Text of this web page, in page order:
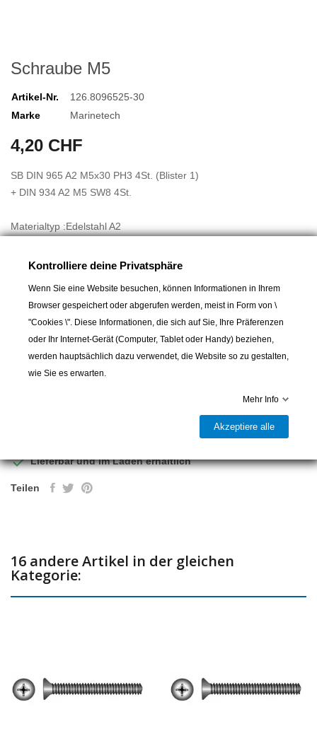
Schraube M5
Artikel-Nr.
126.8096525-30
Marke
Marinetech
4,20 CHF
SB DIN 965 A2 M5x30 PH3 4St. (Blister 1)
+ DIN 934 A2 M5 SW8 4St.
Materialtyp :Edelstahl A2
Gewinde (GW) :M5
Länge (L) :30
Material :Edelstahl A2 - AISI 304
Lieferbar und im Laden erhältlich
Teilen
16 andere Artikel in der gleichen
Kategorie:
Kontrolliere deine Privatsphäre
Wenn Sie eine Website besuchen, können Informationen in Ihrem
Browser gespeichert oder abgerufen werden, meist in Form von \
"Cookies \". Diese Informationen, die sich auf Sie, Ihre Präferenzen
oder Ihr Internet-Gerät (Computer, Tablet oder Handy) beziehen,
werden hauptsächlich dazu verwendet, die Website so zu gestalten,
wie Sie es erwarten.
Mehr Info
Akzeptiere alle